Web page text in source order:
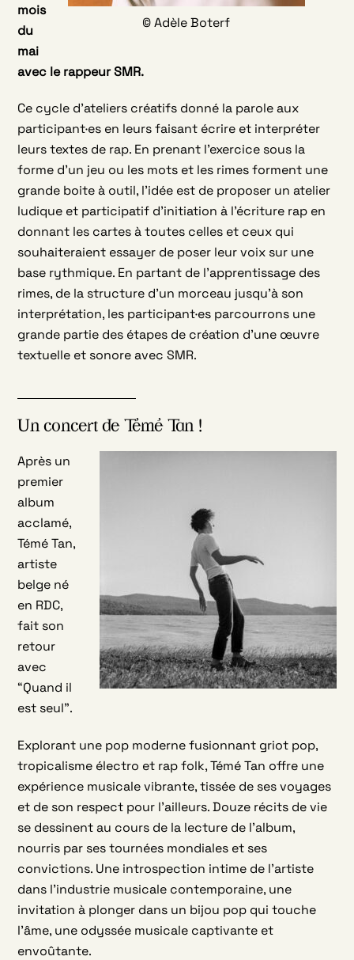
© Adèle Boterf
mois
du
mai
avec le rappeur SMR.
Ce cycle d’ateliers créatifs donné la parole aux
participant·es en leurs faisant écrire et interpréter
leurs textes de rap. En prenant l’exercice sous la
forme d’un jeu ou les mots et les rimes forment une
grande boite à outil, l’idée est de proposer un atelier
ludique et participatif d’initiation à l’écriture rap en
donnant les cartes à toutes celles et ceux qui
souhaiteraient essayer de poser leur voix sur une
base rythmique. En partant de l’apprentissage des
rimes, de la structure d’un morceau jusqu’à son
interprétation, les participant·es parcourrons une
grande partie des étapes de création d’une œuvre
textuelle et sonore avec SMR.
Un concert de Témé Tan !
Après un
premier
album
acclamé,
Témé Tan,
artiste
belge né
en RDC,
fait son
retour
avec
“Quand il
est seul”.
Explorant une pop moderne fusionnant griot pop,
tropicalisme électro et rap folk, Témé Tan offre une
expérience musicale vibrante, tissée de ses voyages
et de son respect pour l’ailleurs. Douze récits de vie
se dessinent au cours de la lecture de l’album,
nourris par ses tournées mondiales et ses
convictions. Une introspection intime de l’artiste
dans l’industrie musicale contemporaine, une
invitation à plonger dans un bijou pop qui touche
l’âme, une odyssée musicale captivante et
envoûtante.